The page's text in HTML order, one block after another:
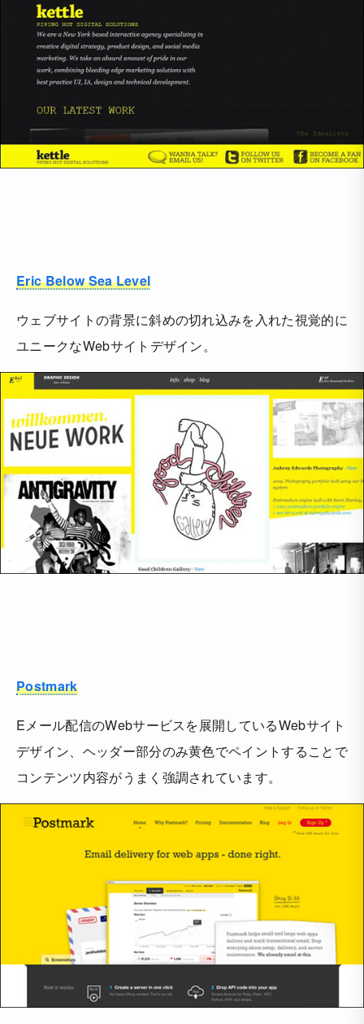
Eric Below Sea Level
ウェブサイトの背景に斜めの切れ込みを入れた視覚的に
ユニークなWebサイトデザイン。
Postmark
Eメール配信のWebサービスを展開しているWebサイト
デザイン、ヘッダー部分のみ黄色でペイントすることで
コンテンツ内容がうまく強調されています。